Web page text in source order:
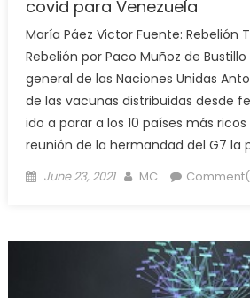
covid para Venezuela
María Páez Victor Fuente: Rebelión
Rebelión por Paco Muñoz de
general de las Naciones Unidas
de las vacunas distribuidas desde
ido a parar a los 10 países más
reunión de la hermandad del G7 la
Posted
June 23, 2021 Author
MC